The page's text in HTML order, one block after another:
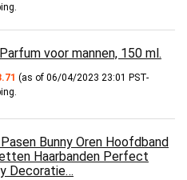
.
voor mannen, 150 ml.
(as of 06/04/2023 23:01 PST-
.
Bunny Oren Hoofdband
Haarbanden Perfect
Decoratie…